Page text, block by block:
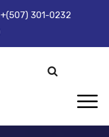
+(507) 301-0232